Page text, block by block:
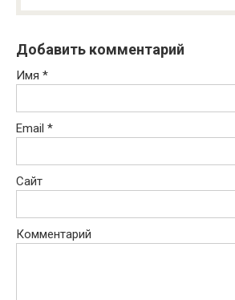
Добавить комментарий
Имя *
Email *
Сайт
Комментарий